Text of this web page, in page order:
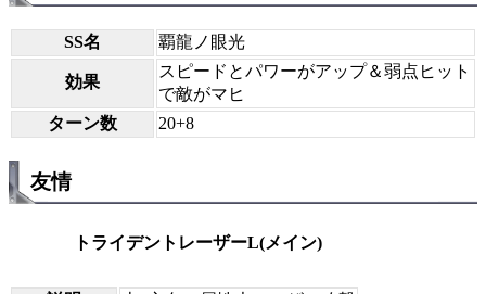
SS名 覇龍ノ眼光
効果
スピードとパワーがアップ＆弱点ヒット
で敵がマヒ
ターン数
20+8
友情
トライデントレーザーL(メイン)